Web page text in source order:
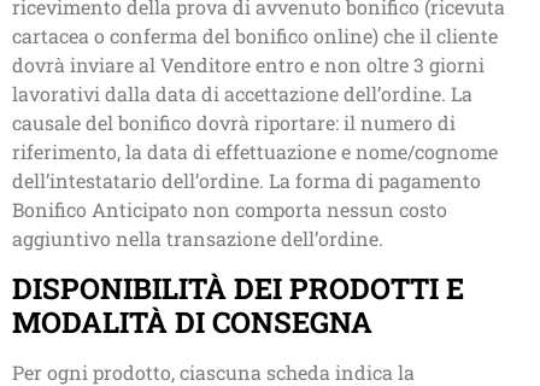
ricevimento della prova di avvenuto bonifico (ricevuta
cartacea o conferma del bonifico online) che il cliente
dovrà inviare al Venditore entro e non oltre 3 giorni
lavorativi dalla data di accettazione dell’ordine. La
causale del bonifico dovrà riportare: il numero di
riferimento, la data di effettuazione e nome/cognome
dell’intestatario dell’ordine. La forma di pagamento
Bonifico Anticipato non comporta nessun costo
aggiuntivo nella transazione dell’ordine.
DISPONIBILITÀ DEI PRODOTTI E
MODALITÀ DI CONSEGNA
Per ogni prodotto, ciascuna scheda indica la